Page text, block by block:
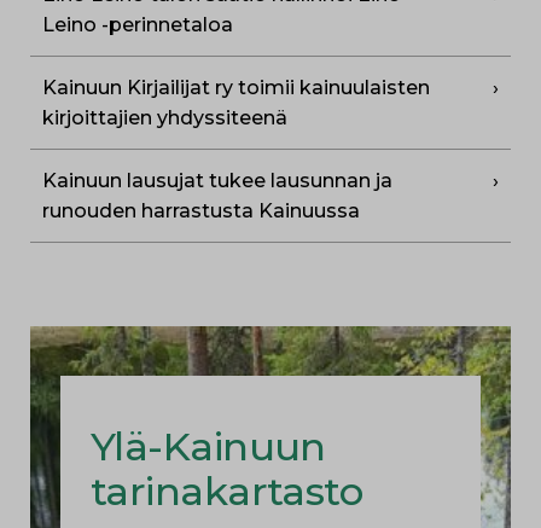
Leino -perinnetaloa
Kainuun Kirjailijat ry toimii kainuulaisten
kirjoittajien yhdyssiteenä
Kainuun lausujat tukee lausunnan ja
runouden harrastusta Kainuussa
Ylä-Kainuun
tarinakartasto